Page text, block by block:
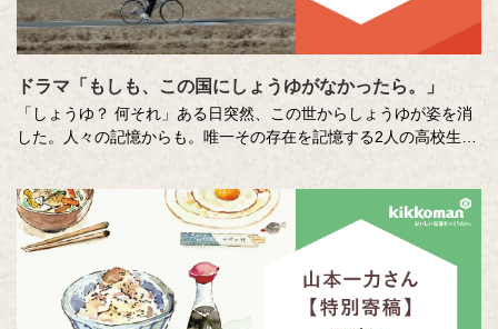
ドラマ「もしも、この国にしょうゆがなかったら。」
「しょうゆ？ 何それ」ある日突然、この世からしょうゆが姿を消
した。人々の記憶からも。唯一その存在を記憶する2人の高校生
出演：山崎雄大、蒼井陽奈、森本のぶ、三谷麟太郎 ／馬渕英里何
／東ちづる／村田雄浩